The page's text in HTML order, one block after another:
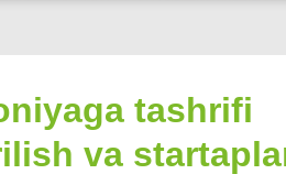
tashrifi
va